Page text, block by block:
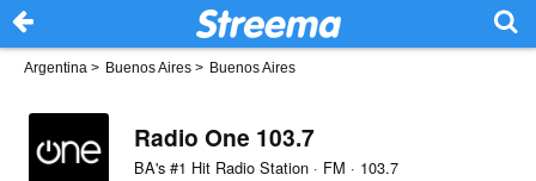
Argentina > Buenos Aires > Buenos Aires
Radio One 103.7
BA's #1 Hit Radio Station · FM · 103.7